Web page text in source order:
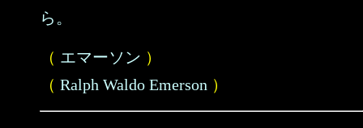
ら。
（ エマーソン ）
（ Ralph Waldo Emerson ）